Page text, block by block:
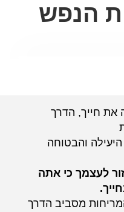
הנפש
את חייך, הדרך
והבטוחה
לעצמך כי אתה
מסביב הדרך